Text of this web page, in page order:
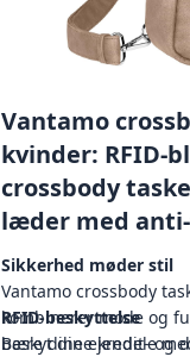
Vantamo
kvinder: RFID-
crossbody
læder med
Sikkerhed møder stil
Vantamo crossbody
kombinerer mode og
bære dine ejendele
RFID-beskyttelse
Beskyt dine kredit- og